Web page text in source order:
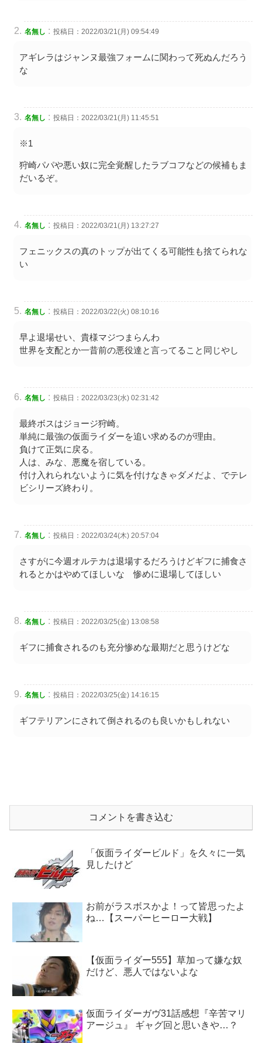
名無し : 投稿日：2022/03/21(月) 09:54:49
アギレラはジャンヌ最強フォームに関わって死ぬんだろう
な
名無し : 投稿日：2022/03/21(月) 11:45:51
※1
狩崎パパや悪い奴に完全覚醒したラブコフなどの候補もま
だいるぞ。
名無し : 投稿日：2022/03/21(月) 13:27:27
フェニックスの真のトップが出てくる可能性も捨てられな
い
名無し : 投稿日：2022/03/22(火) 08:10:16
早よ退場せい、貴様マジつまらんわ
世界を支配とか一昔前の悪役達と言ってること同じやし
名無し : 投稿日：2022/03/23(水) 02:31:42
最終ボスはジョージ狩崎。
単純に最強の仮面ライダーを追い求めるのが理由。
負けて正気に戻る。
人は、みな、悪魔を宿している。
付け入れられないように気を付けなきゃダメだよ、でテレ
ビシリーズ終わり。
名無し : 投稿日：2022/03/24(木) 20:57:04
さすがに今週オルテカは退場するだろうけどギフに捕食さ
れるとかはやめてほしいな 惨めに退場してほしい
名無し : 投稿日：2022/03/25(金) 13:08:58
ギフに捕食されるのも充分惨めな最期だと思うけどな
名無し : 投稿日：2022/03/25(金) 14:16:15
ギフテリアンにされて倒されるのも良いかもしれない
コメントを書き込む
「仮面ライダービルド」を久々に一気
見したけど
お前がラスボスかよ！って皆思ったよ
ね…【スーパーヒーロー大戦】
【仮面ライダー555】草加って嫌な奴
だけど、悪人ではないよな
仮面ライダーガヴ31話感想『辛苦マリ
アージュ』 ギャグ回と思いきや…？